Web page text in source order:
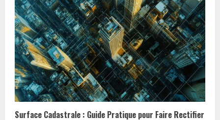
Surface Cadastrale : Guide Pratique pour Faire Rectifier